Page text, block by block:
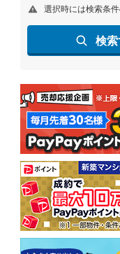
選択時には検索条
検